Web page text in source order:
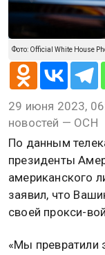
Фото: Official White House
29 июня 2023,
новостей — ОСН
По данным
президенты
американского
заявил, что
своей прокси-
«Мы превратили